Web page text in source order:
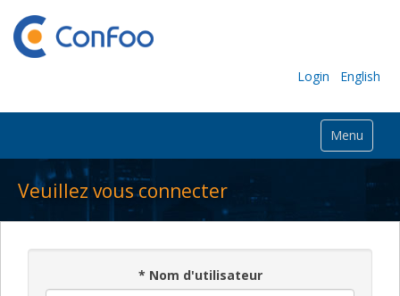
Login English
Menu
Veuillez vous connecter
* Nom d'utilisateur